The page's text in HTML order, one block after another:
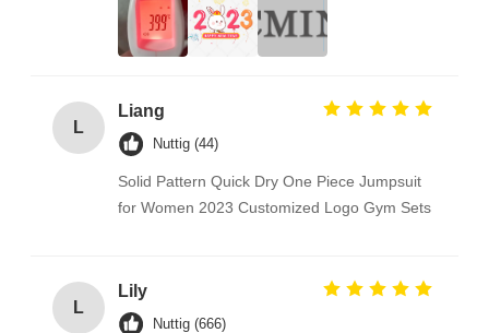
L
Liang
Nuttig (44)
Solid Pattern Quick Dry One Piece Jumpsuit
for Women 2023 Customized Logo Gym Sets
L
Lily
Nuttig (666)